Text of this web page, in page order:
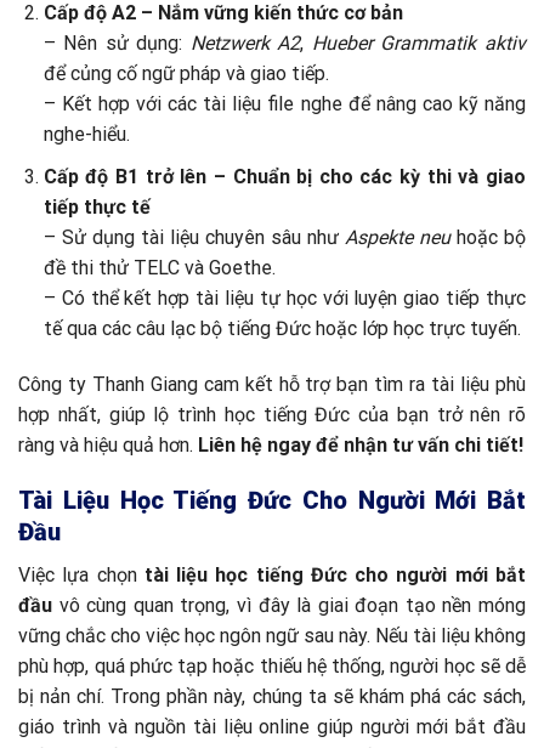
Cấp độ A2 – Nắm vững kiến thức cơ bản
– Nên sử dụng: Netzwerk A2, Hueber Grammatik aktiv
để củng cố ngữ pháp và giao tiếp.
– Kết hợp với các tài liệu file nghe để nâng cao kỹ năng
nghe-hiểu.
Cấp độ B1 trở lên – Chuẩn bị cho các kỳ thi và giao
tiếp thực tế
– Sử dụng tài liệu chuyên sâu như Aspekte neuhoặc bộ
đề thi thử TELC và Goethe.
– Có thể kết hợp tài liệu tự học với luyện giao tiếp thực
tế qua các câu lạc bộ tiếng Đức hoặc lớp học trực tuyến.
Công ty Thanh Giang cam kết hỗ trợ bạn tìm ra tài liệu phù
hợp nhất, giúp lộ trình học tiếng Đức của bạn trở nên rõ
ràng và hiệu quả hơn. Liên hệ ngay để nhận tư vấn chi tiết!
Tài Liệu Học Tiếng Đức Cho Người Mới Bắt
Đầu
Việc lựa chọn tài liệu học tiếng Đức cho người mới bắt
đầu vô cùng quan trọng, vì đây là giai đoạn tạo nền móng
vững chắc cho việc học ngôn ngữ sau này. Nếu tài liệu không
phù hợp, quá phức tạp hoặc thiếu hệ thống, người học sẽ dễ
bị nản chí. Trong phần này, chúng ta sẽ khám phá các sách,
giáo trình và nguồn tài liệu online giúp người mới bắt đầu